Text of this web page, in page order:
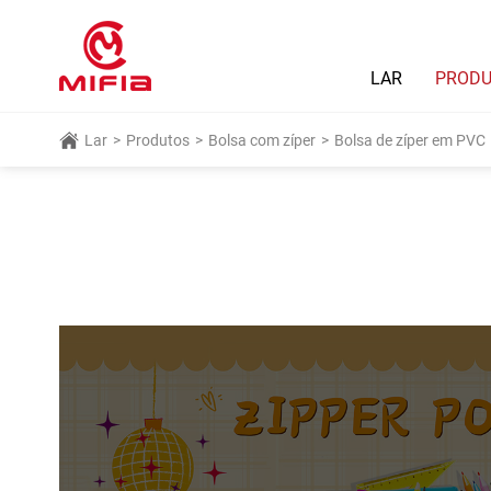
LAR
Lar > Produtos > Bolsa com zíper > Bolsa de zíper em PVC